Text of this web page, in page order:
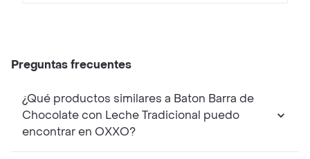
Preguntas frecuentes
¿Qué productos similares a Baton Barra de
Chocolate con Leche Tradicional puedo
encontrar en OXXO?